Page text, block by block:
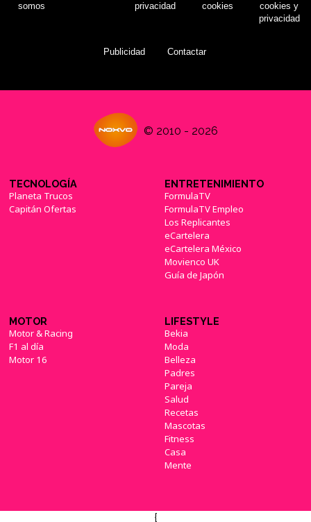
somos
privacidad
cookies
cookies y
privacidad
Publicidad Contactar
© 2010 - 2026
TECNOLOGÍA
Planeta Trucos
Capitán Ofertas
ENTRETENIMIENTO
FormulaTV
FormulaTV Empleo
Los Replicantes
eCartelera
eCartelera México
Movienco UK
Guía de Japón
MOTOR
Motor & Racing
F1 al día
Motor 16
LIFESTYLE
Bekia
Moda
Belleza
Padres
Pareja
Salud
Recetas
Mascotas
Fitness
Casa
Mente
{